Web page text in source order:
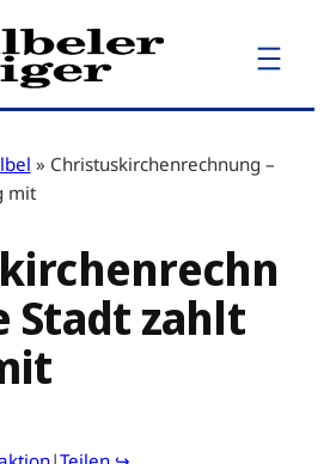
» Christuskirchenrechnung –
mit
Stadt zahlt